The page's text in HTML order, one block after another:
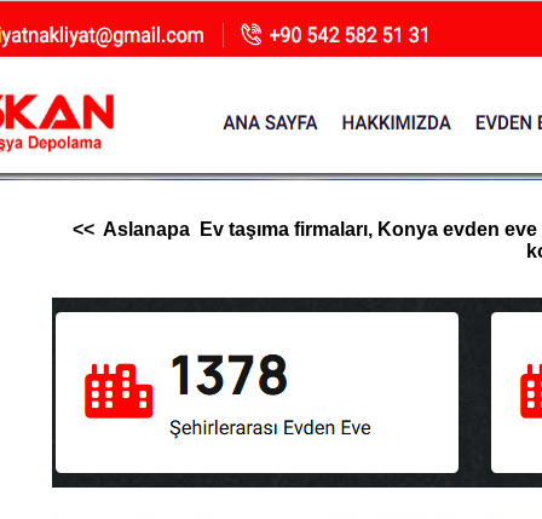
<< Aslanapa Ev taşıma firmaları, Konya evden